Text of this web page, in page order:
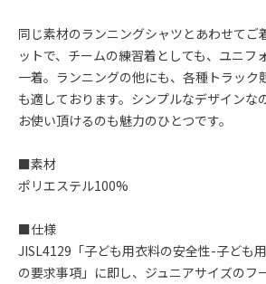
同じ素材のランニングシャツとあわせてご
ットで、チームの練習着としても、ユニフ
一着。ランニングの他にも、各種トラック
も適しております。シンプルなデザインな
お使い頂けるのも魅力のひとつです。
■素材
ポリエステル100%
■仕様
JISL4129「子ども用衣料の安全性-子ども
の要求事項」に即し、ジュニアサイズのフ